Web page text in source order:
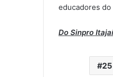
educadores
Do Sinpro